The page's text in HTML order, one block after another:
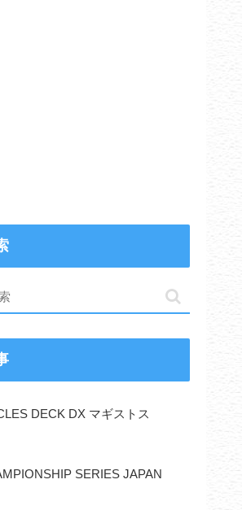
DECK DX マギストス
SERIES JAPAN